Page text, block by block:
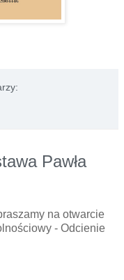
Pawła
na otwarcie
- Odcienie